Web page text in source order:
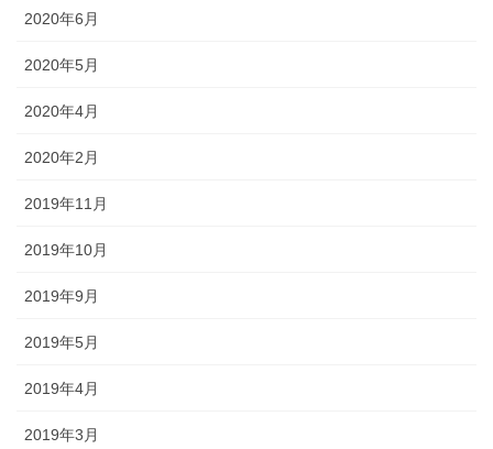
2020年6月
2020年5月
2020年4月
2020年2月
2019年11月
2019年10月
2019年9月
2019年5月
2019年4月
2019年3月